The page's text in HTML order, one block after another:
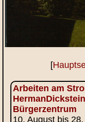
[
Arbeiten am
Bürgerzentrum
10. August bis